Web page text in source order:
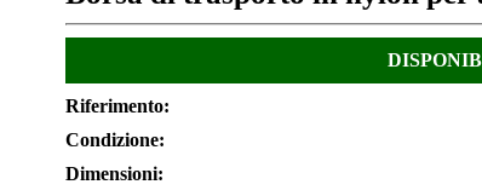
Riferimento:
Condizione:
Dimensioni: